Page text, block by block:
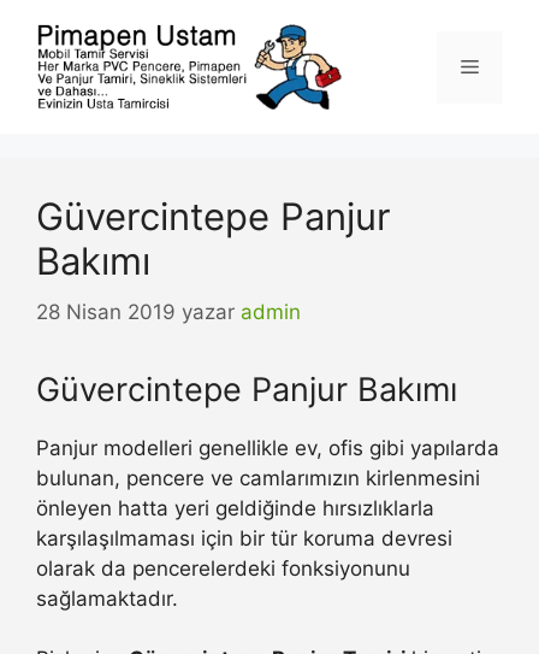
Menü
Güvercintepe Panjur
Bakımı
28 Nisan 2019 yazar admin
Güvercintepe Panjur Bakımı
Panjur modelleri genellikle ev, ofis gibi yapılarda
bulunan, pencere ve camlarımızın kirlenmesini
önleyen hatta yeri geldiğinde hırsızlıklarla
karşılaşılmaması için bir tür koruma devresi
olarak da pencerelerdeki fonksiyonunu
sağlamaktadır.